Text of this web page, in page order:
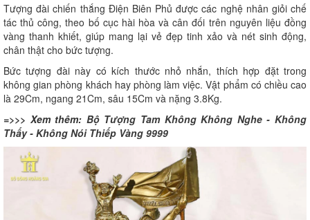
Tượng đài chiến thắng Điện Biên Phủ được các nghệ nhân giỏi chế
tác thủ công, theo bố cục hài hòa và cân đối trên nguyên liệu đồng
vàng thanh khiết, giúp mang lại vẻ đẹp tinh xảo và nét sinh động,
chân thật cho bức tượng.
Bức tượng đài này có kích thước nhỏ nhắn, thích hợp đặt trong
không gian phòng khách hay phòng làm việc. Vật phẩm có chiều cao
là 29Cm, ngang 21Cm, sâu 15Cm và nặng 3.8Kg.
=>>> Xem thêm: Bộ Tượng Tam Không Không Nghe - Không
Thấy - Không Nói Thiếp Vàng 9999